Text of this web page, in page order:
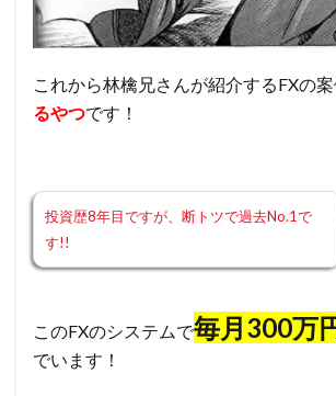
これから林檎兄さんが紹介するFXの
るやつです！
投資歴8年目ですが、断トツで過去No.1で
す!!
このFXのシステムで毎月300万
でいます！